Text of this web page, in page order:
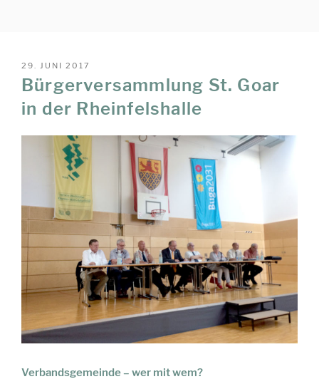
VERÖFFENTLICHT
AM
29. JUNI 2017
Bürgerversammlung St. Goar
in der Rheinfelshalle
Verbandsgemeinde – wer mit wem?